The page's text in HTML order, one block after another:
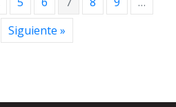
Siguiente »